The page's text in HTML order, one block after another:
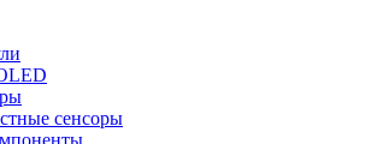
сенсоры